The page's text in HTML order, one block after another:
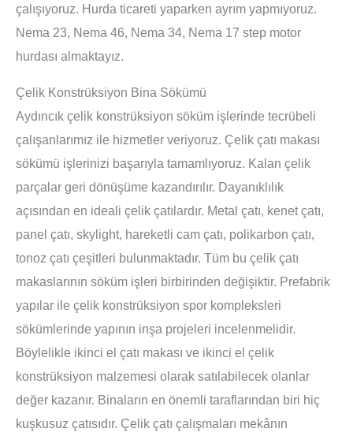
çalışıyoruz. Hurda ticareti yaparken ayrım yapmıyoruz.
Nema 23, Nema 46, Nema 34, Nema 17 step motor
hurdası almaktayız.
Çelik Konstrüksiyon Bina Sökümü
Aydıncık çelik konstrüksiyon söküm işlerinde tecrübeli
çalışanlarımız ile hizmetler veriyoruz. Çelik çatı makası
sökümü işlerinizi başarıyla tamamlıyoruz. Kalan çelik
parçalar geri dönüşüme kazandırılır. Dayanıklılık
açısından en ideali çelik çatılardır. Metal çatı, kenet çatı,
panel çatı, skylight, hareketli cam çatı, polikarbon çatı,
tonoz çatı çeşitleri bulunmaktadır. Tüm bu çelik çatı
makaslarının söküm işleri birbirinden değişiktir. Prefabrik
yapılar ile çelik konstrüksiyon spor kompleksleri
sökümlerinde yapının inşa projeleri incelenmelidir.
Böylelikle ikinci el çatı makası ve ikinci el çelik
konstrüksiyon malzemesi olarak satılabilecek olanlar
değer kazanır. Binaların en önemli taraflarından biri hiç
kuşkusuz çatısıdır. Çelik çatı çalışmaları mekânın